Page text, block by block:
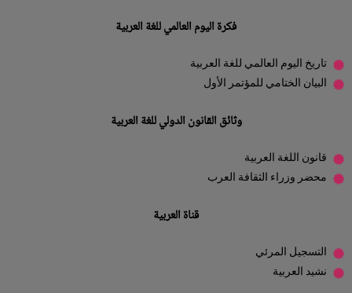
فكرة اليوم العالمي للغة العربية
تاريخ اليوم العالمي للغة العربية
البيان الختامي للمؤتمر الأول
وثائق القانون الدولي للغة العربية
قانون اللغة العربية
محضر وزراء الثقافة العرب
قناة العربية
التسجيل المرئي
نشيد العربية